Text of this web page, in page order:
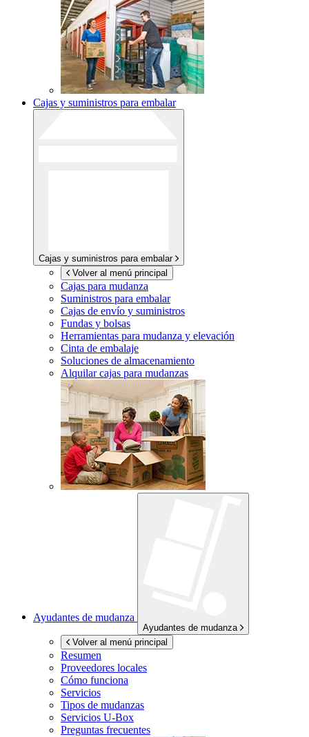
Cajas y suministros para embalar
Cajas y suministros para embalar
Volver al menú principal
Cajas para mudanza
Suministros para embalar
Cajas de envío y suministros
Fundas y bolsas
Herramientas para mudanza y elevación
Cinta de embalaje
Soluciones de almacenamiento
Alquilar cajas para mudanzas
Ayudantes de mudanza
Ayudantes de mudanza
Volver al menú principal
Resumen
Proveedores locales
Cómo funciona
Servicios
Tipos de mudanzas
Servicios U-Box
Preguntas frecuentes